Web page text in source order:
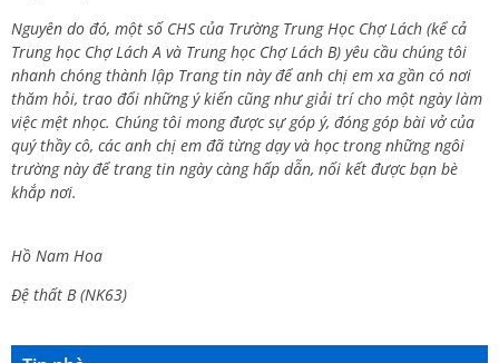
Nguyên do đó, một số CHS của Trường Trung Học Chợ Lách (kể cả
Trung học Chợ Lách A và Trung học Chợ Lách B) yêu cầu chúng tôi
nhanh chóng thành lập Trang tin này để anh chị em xa gần có nơi
thăm hỏi, trao đổi những ý kiến cũng như giải trí cho một ngày làm
việc mệt nhọc. Chúng tôi mong được sự góp ý, đóng góp bài vở của
quý thầy cô, các anh chị em đã từng dạy và học trong những ngôi
trường này để trang tin ngày càng hấp dẫn, nối kết được bạn bè
khắp nơi.
Hồ Nam Hoa
Đệ thất B (NK63)